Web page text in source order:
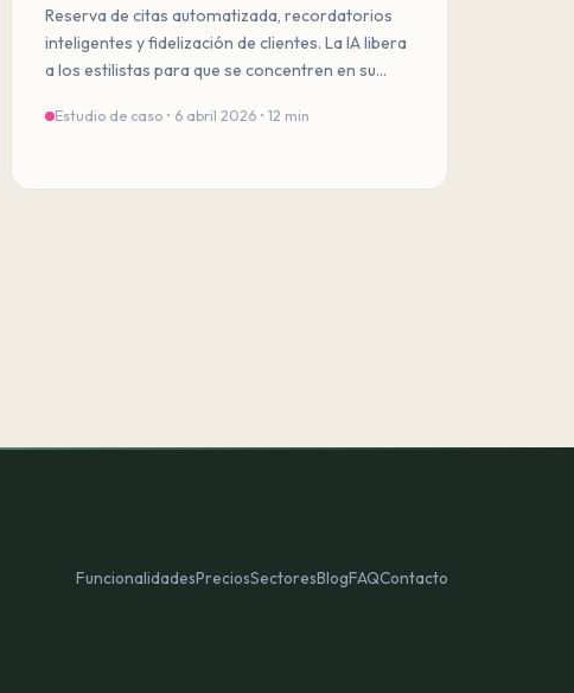
Reserva de citas automatizada, recordatorios
inteligentes y fidelización de clientes. La IA libera
a los estilistas para que se concentren en su
Estudio de caso • 6 abril 2026 • 12 min
FuncionalidadesPreciosSectoresBlogFAQContacto